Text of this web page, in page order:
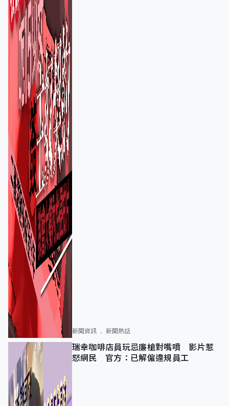
新聞資訊 新聞熱話
瑞幸咖啡店員玩忌廉槍對嘴噴 影片惹
怒網民 官方：已解僱違規員工